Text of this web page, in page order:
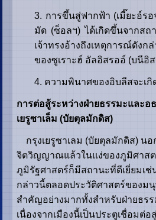
3. การขึ้นสู่ฟากฟ้า (เมี๊ยะอ์ร
มัด (ซ็อลฯ) ได้เกิดขึ้นจากสถ
เจ้าทรงอ้างถึงเหตุการณ์ดังก
ของซูเราะฮ์ อัลอิสรออ์ (บนีอิ
4. ความพินาศของอิบลีสจะเ
การต่อสู้ระหว่างฝ่ายธรรมะและอ
เยรูซาเล็ม (บัยตุลมักดิส)
กรุงเยรูซาเลม (บัยตุลมักดิส) นอ
จิตวิญญาณแล้วในแง่ของภูมิศาสต
ภูมิรัฐศาสตร์ก็มีสถานะที่ดีเยี่ยมเช่
กล่าวนี้ตลอดประวัติศาสตร์ของม
สำคัญอย่างมากทั้งสำหรับฝ่ายธร
เนื่องจากเมืองนี้เป็นประตูเชื่อมต่